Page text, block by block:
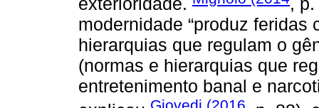
modernidade “produz
hierarquias que regulam o
(normas e hierarquias que
entretenimento banal e